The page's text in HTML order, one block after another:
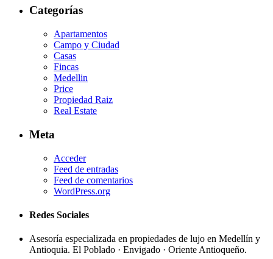
Categorías
Apartamentos
Campo y Ciudad
Casas
Fincas
Medellin
Price
Propiedad Raiz
Real Estate
Meta
Acceder
Feed de entradas
Feed de comentarios
WordPress.org
Redes Sociales
Asesoría especializada en propiedades de lujo en Medellín y
Antioquia. El Poblado · Envigado · Oriente Antioqueño.